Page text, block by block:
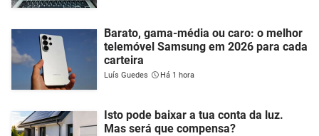
Barato, gama-média ou caro: o melhor
telemóvel Samsung em 2026 para cada
carteira
Luís Guedes Há 1 hora
Isto pode baixar a tua conta da luz.
Mas será que compensa?